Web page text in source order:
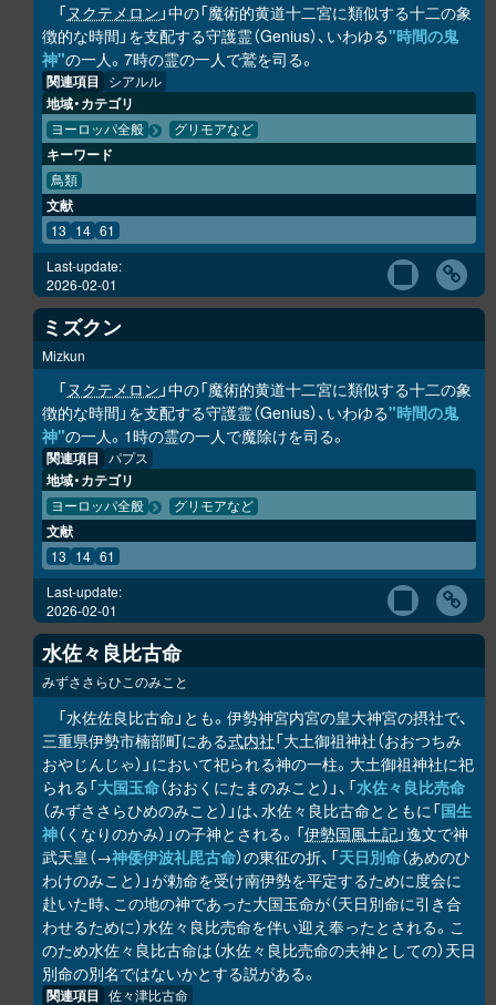
「ヌクテメロン 」中の「魔術的黄道十二宮に類似する十二の象
徴的な時間」を支配する守護霊（Genius）、いわゆる"時間の鬼
神"の一人。7時の霊の一人で鷲を司る。
関連項目 シアルル
地域・カテゴリ
ヨーロッパ全般 グリモアなど
キーワード
鳥類
文献
13 14 61
Last-update:
2026-02-01
ミズクン
Mizkun
「ヌクテメロン 」中の「魔術的黄道十二宮に類似する十二の象
徴的な時間」を支配する守護霊（Genius）、いわゆる"時間の鬼
神"の一人。1時の霊の一人で魔除けを司る。
関連項目 パプス
地域・カテゴリ
ヨーロッパ全般 グリモアなど
文献
13 14 61
Last-update:
2026-02-01
水佐々良比古命
みずささらひこのみこと
「水佐佐良比古命」とも。伊勢神宮内宮の皇大神宮の摂社で、
三重県伊勢市楠部町にある式内社「大土御祖神社（おおつちみ
おやじんじゃ）」において祀られる神の一柱。大土御祖神社に祀
られる「大国玉命（おおくにたまのみこと）」、「水佐々良比売命
（みずささらひめのみこと）」は、水佐々良比古命とともに「国生
神（くなりのかみ）」の子神とされる。「伊勢国風土記」逸文で神
武天皇（→神倭伊波礼毘古命）の東征の折、「天日別命（あめのひ
わけのみこと）」が勅命を受け南伊勢を平定するために度会に
赴いた時、この地の神であった大国玉命が（天日別命に引き合
わせるために）水佐々良比売命を伴い迎え奉ったとされる。こ
のため水佐々良比古命は（水佐々良比売命の夫神としての）天日
別命の別名ではないかとする説がある。
関連項目 佐々津比古命